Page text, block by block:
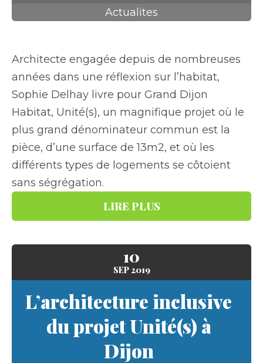
Actualites
Architecte engagée depuis de nombreuses
années dans une réflexion sur l’habitat,
Sophie Delhay livre pour Grand Dijon
Habitat, Unité(s), un magnifique projet où le
plus grand dénominateur commun est la
pièce, d’une surface de 13m2, et où les
différents types de logements se côtoient
sans ségrégation.
LIRE PLUS
10
SEP2019
L’architecture inclusive
du projet Unité(s) à
Dijon